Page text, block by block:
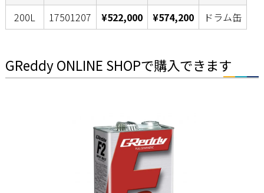
200L
17501207 ¥522,000 ¥574,200 ドラム缶
GReddy ONLINE SHOPで購入できます